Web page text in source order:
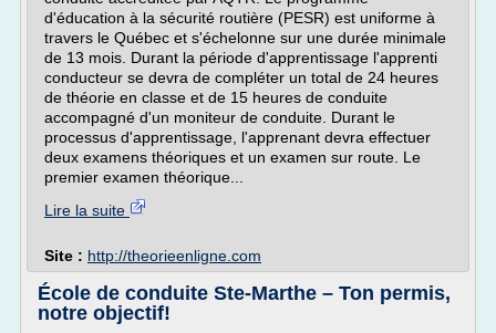
d'éducation à la sécurité routière (PESR) est uniforme à
travers le Québec et s'échelonne sur une durée minimale
de 13 mois. Durant la période d'apprentissage l'apprenti
conducteur se devra de compléter un total de 24 heures
de théorie en classe et de 15 heures de conduite
accompagné d'un moniteur de conduite. Durant le
processus d'apprentissage, l'apprenant devra effectuer
deux examens théoriques et un examen sur route. Le
premier examen théorique...
Lire la suite
Site : http://theorieenligne.com
École de conduite Ste-Marthe – Ton permis,
notre objectif!